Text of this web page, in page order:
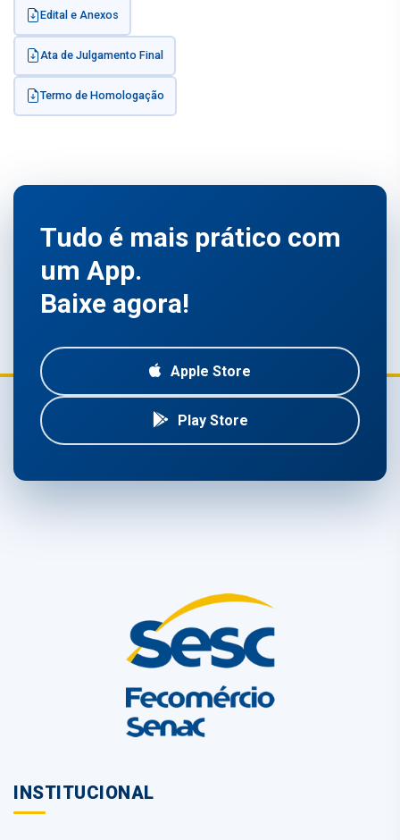
Edital e Anexos
Ata de Julgamento Final
Termo de Homologação
Tudo é mais prático com
um App.
Baixe agora!
Apple Store
Play Store
INSTITUCIONAL